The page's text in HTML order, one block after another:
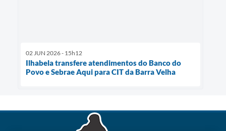
02 JUN 2026 - 15h12
Ilhabela transfere atendimentos do Banco do
Povo e Sebrae Aqui para CIT da Barra Velha